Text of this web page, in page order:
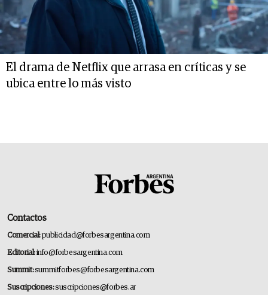
El drama de Netflix que arrasa en críticas y se
ubica entre lo más visto
Contactos
Comercial:publicidad@forbesargentina.com
Editorial:info@forbesargentina.com
Summit:summitforbes@forbesargentina.com
Suscripciones:suscripciones@forbes.ar